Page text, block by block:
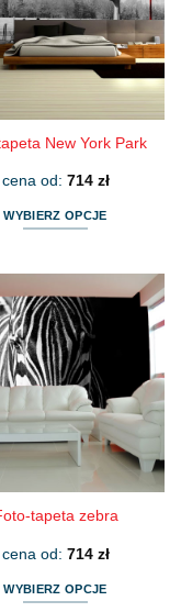
New York Park
cena od: 714 zł
WYBIERZ OPCJE
wiele
wariantów.
Opcje
można
wybrać
na
stronie
produktu
tapeta zebra
cena od: 714 zł
WYBIERZ OPCJE